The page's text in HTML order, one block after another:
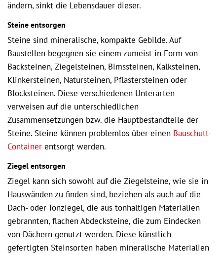
ändern, sinkt die Lebensdauer dieser.
Steine entsorgen
Steine sind mineralische, kompakte Gebilde. Auf
Baustellen begegnen sie einem zumeist in Form von
Backsteinen, Ziegelsteinen, Bimssteinen, Kalksteinen,
Klinkersteinen, Natursteinen, Pflastersteinen oder
Blocksteinen. Diese verschiedenen Unterarten
verweisen auf die unterschiedlichen
Zusammensetzungen bzw. die Hauptbestandteile der
Steine. Steine können problemlos über einen Bauschutt-
Container entsorgt werden.
Ziegel entsorgen
Ziegel kann sich sowohl auf die Ziegelsteine, wie sie in
Hauswänden zu finden sind, beziehen als auch auf die
Dach- oder Tonziegel, die aus tonhaltigen Materialien
gebrannten, flachen Abdecksteine, die zum Eindecken
von Dächern genutzt werden. Diese künstlich
gefertigten Steinsorten haben mineralische Materialien